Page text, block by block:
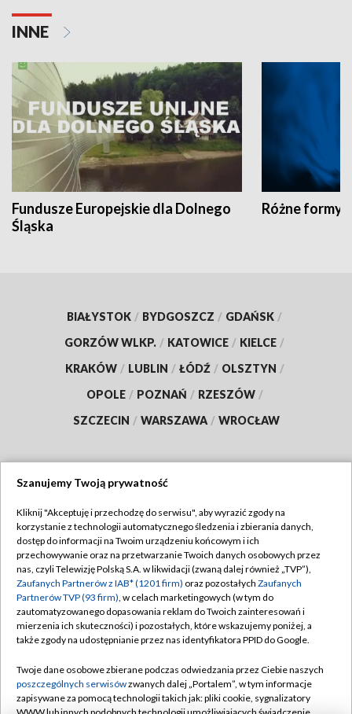
INNE
Fundusze Europejskie dla Dolnego
Śląska
Różne formy
BIAŁYSTOK / BYDGOSZCZ / GDAŃSK /
GORZÓW WLKP. / KATOWICE / KIELCE /
KRAKÓW / LUBLIN / ŁÓDŹ / OLSZTYN /
OPOLE / POZNAŃ / RZESZÓW /
SZCZECIN / WARSZAWA / WROCŁAW
TVP
Abonament TVP
Emisja w TVP
Centrum informacji TVP
Naziemna Telewizja Cyfrowa
Rada Programowa
System NOS
Regulamin TVP
Polityka prywatności
Moje zgody
Pomoc
Kontakt
Szanujemy Twoją prywatność
Kliknij "Akceptuję i przechodzę do serwisu", aby wyrazić zgody na
korzystanie z technologii automatycznego śledzenia i zbierania danych,
dostęp do informacji na Twoim urządzeniu końcowym i ich
przechowywanie oraz na przetwarzanie Twoich danych osobowych przez
nas, czyli Telewizję Polską S.A. w likwidacji (zwaną dalej również „TVP”),
Zaufanych Partnerów z IAB* (1201 firm) oraz pozostałych Zaufanych
Partnerów TVP (93 firm), w celach marketingowych (w tym do
zautomatyzowanego dopasowania reklam do Twoich zainteresowań i
mierzenia ich skuteczności) i pozostałych, które wskazujemy poniżej, a
także zgody na udostępnianie przez nas identyfikatora PPID do Google.
Twoje dane osobowe zbierane podczas odwiedzania przez Ciebie naszych
poszczególnych serwisówzwanych dalej „Portalem”, w tym informacje
zapisywane za pomocą technologii takich jak: pliki cookie, sygnalizatory